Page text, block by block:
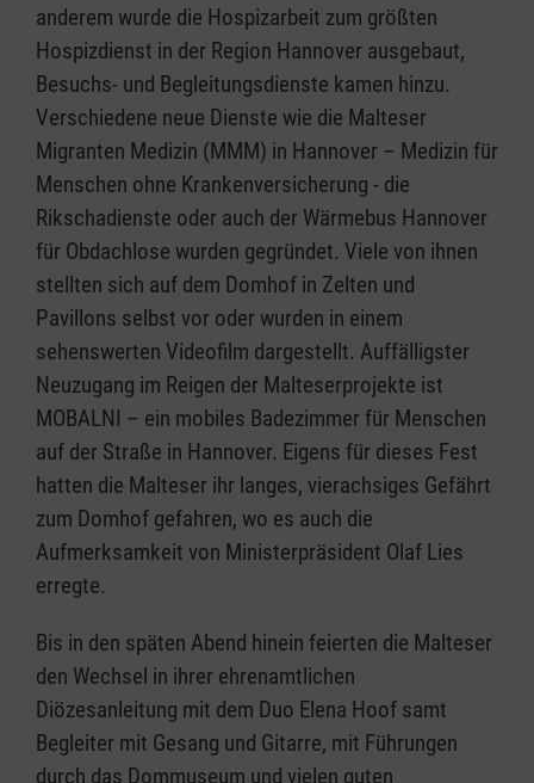
anderem wurde die Hospizarbeit zum größten
Hospizdienst in der Region Hannover ausgebaut,
Besuchs- und Begleitungsdienste kamen hinzu.
Verschiedene neue Dienste wie die Malteser
Migranten Medizin (MMM) in Hannover – Medizin für
Menschen ohne Krankenversicherung - die
Rikschadienste oder auch der Wärmebus Hannover
für Obdachlose wurden gegründet. Viele von ihnen
stellten sich auf dem Domhof in Zelten und
Pavillons selbst vor oder wurden in einem
sehenswerten Videofilm dargestellt. Auffälligster
Neuzugang im Reigen der Malteserprojekte ist
MOBALNI – ein mobiles Badezimmer für Menschen
auf der Straße in Hannover. Eigens für dieses Fest
hatten die Malteser ihr langes, vierachsiges Gefährt
zum Domhof gefahren, wo es auch die
Aufmerksamkeit von Ministerpräsident Olaf Lies
erregte.
Bis in den späten Abend hinein feierten die Malteser
den Wechsel in ihrer ehrenamtlichen
Diözesanleitung mit dem Duo Elena Hoof samt
Begleiter mit Gesang und Gitarre, mit Führungen
durch das Dommuseum und vielen guten